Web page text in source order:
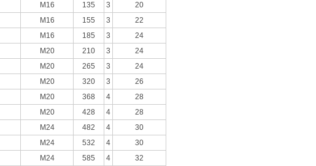
M16 135 3
20
M16 155 3
22
M16 185 3
24
M20 210 3
24
M20 265 3
24
M20 320 3
26
M20 368 4
28
M20 428 4
28
M24 482 4
30
M24 532 4
30
M24 585 4
32